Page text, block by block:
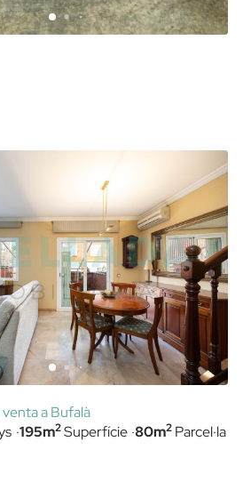
a Bufalà
195m2Superfície 80m2Parcel·la